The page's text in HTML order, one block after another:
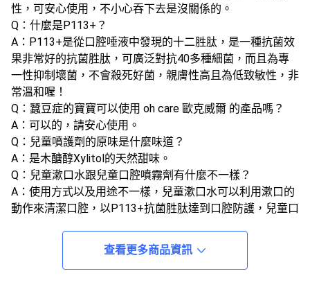
性，可安心使用，不小心吞下去是沒關係的。
Q：什麼是P113+？
A：P113+是從口腔唾液中發現的十二胜肽，是一種抗菌效
果非常好的抗菌胜肽，可廣泛對抗40多種細菌，而且為專
一性抑制壞菌，不會殺死好菌，親膚性高且為低致敏性，非
常溫和喔！
Q：蠶豆症的寶寶可以使用 oh care 歐克威爾 的產品嗎？
A：可以的，請安心使用。
Q：兒童噴護劑的原味是什麼味道？
A：是木醣醇Xylitol的天然甜味。
Q：兒童漱口水跟兒童口腔噴霧劑有什麼不一樣？
A：使用方式以及用途不一樣，兒童漱口水可以利用漱口的
動作來清潔口腔，以P113+抗菌胜肽達到口腔防護，兒童口
直接噴灑於口腔即可。
Q：兒童漱口水一瓶可以用多久？
查看更多商品資訊